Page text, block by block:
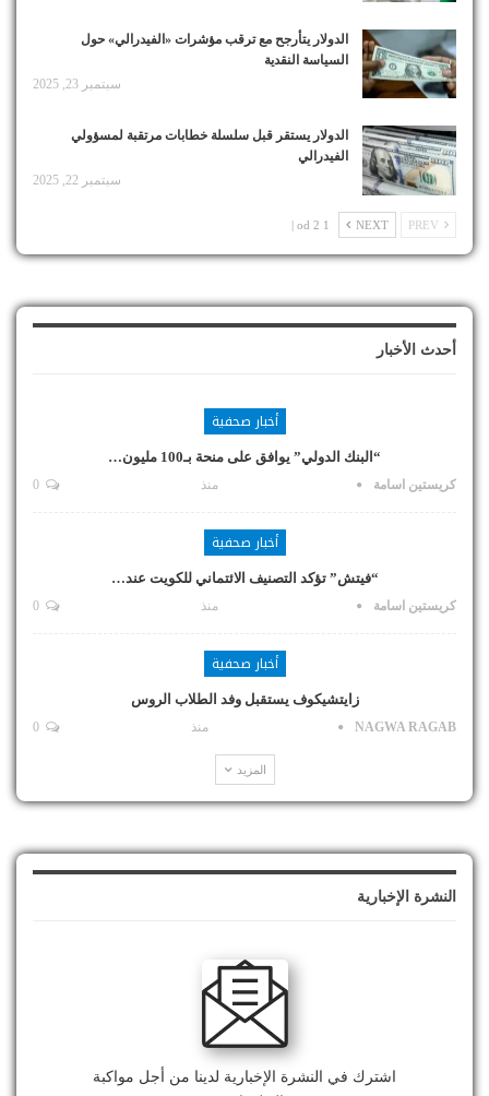
الدولار يتأرجح مع ترقب مؤشرات «الفيدرالي» حول
السياسة النقدية
سبتمبر 23, 2025
الدولار يستقر قبل سلسلة خطابات مرتقبة لمسؤولي
الفيدرالي
سبتمبر 22, 2025
NEXT
1 od 2 |
أحدث الأخبار
أخبار صحفية
“البنك الدولي” يوافق على منحة بـ100 مليون…
كريستين اسامة منذ
أخبار صحفية
“فيتش” تؤكد التصنيف الائتماني للكويت عند…
كريستين اسامة منذ
أخبار صحفية
زايتشيكوف يستقبل وفد الطلاب الروس
NAGWA RAGAB منذ
المزيد
النشرة الإخبارية
اشترك في النشرة الإخبارية لدينا من أجل مواكبة